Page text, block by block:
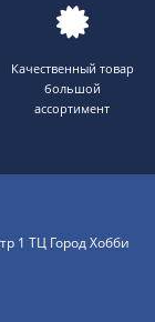
Качественный товар
большой
ассортимент
1 ТЦ Город Хобби